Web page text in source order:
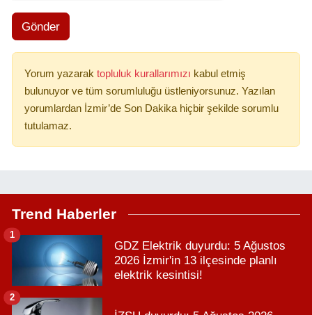
Gönder
Yorum yazarak topluluk kurallarımızı kabul etmiş
bulunuyor ve tüm sorumluluğu üstleniyorsunuz. Yazılan
yorumlardan İzmir’de Son Dakika hiçbir şekilde sorumlu
tutulamaz.
Trend Haberler
GDZ Elektrik duyurdu: 5 Ağustos
2026 İzmir'in 13 ilçesinde planlı
elektrik kesintisi!
1
2